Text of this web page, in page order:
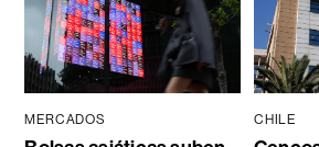
MERCADOS CHILE